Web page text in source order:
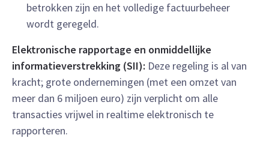
betrokken zijn en het volledige factuurbeheer
wordt geregeld.
Elektronische rapportage en onmiddellijke
informatieverstrekking (SII): Deze regeling is al van
kracht; grote ondernemingen (met een omzet van
meer dan 6 miljoen euro) zijn verplicht om alle
transacties vrijwel in realtime elektronisch te
rapporteren.